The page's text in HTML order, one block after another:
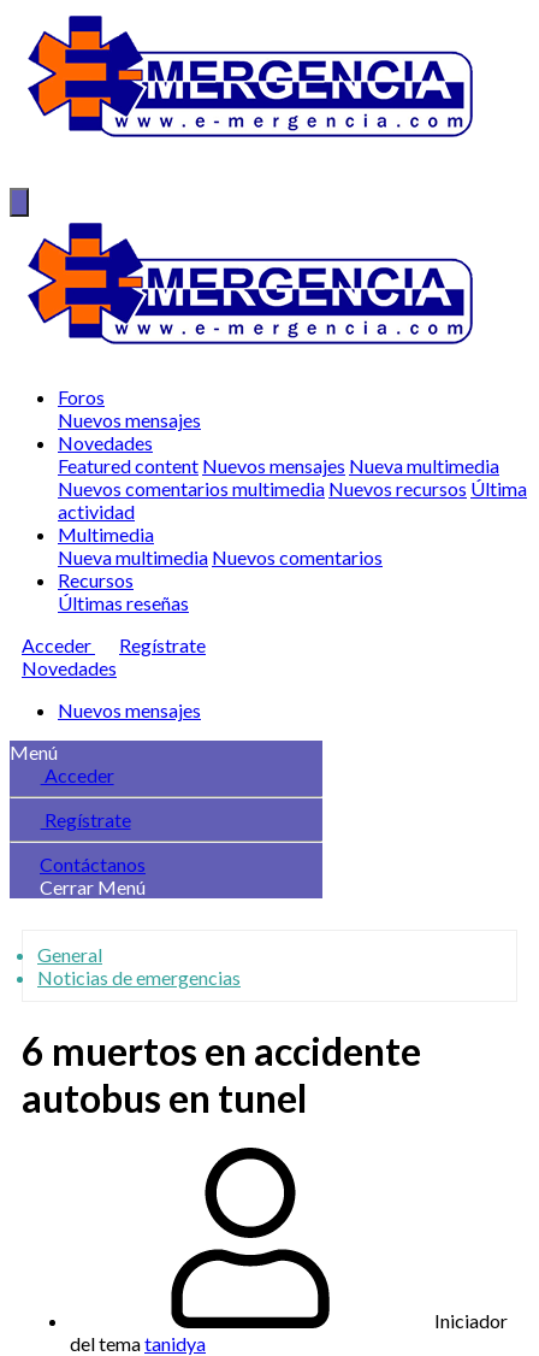
Foros
Nuevos mensajes
Novedades
Featured content Nuevos mensajes Nueva multimedia
Nuevos comentarios multimedia Nuevos recursos Última
actividad
Multimedia
Nueva multimedia Nuevos comentarios
Recursos
Últimas reseñas
Acceder
Regístrate
Novedades
Nuevos mensajes
Menú
Acceder
Regístrate
Contáctanos
Cerrar Menú
General
Noticias de emergencias
6 muertos en accidente
autobus en tunel
Iniciador
del tematanidya